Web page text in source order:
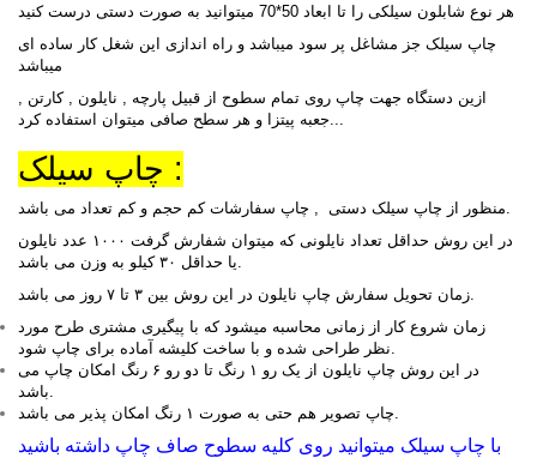
هر نوع شابلون سیلکی را تا ابعاد 50*70 میتوانید به صورت دستی درست کنید
چاپ سیلک جز مشاغل پر سود میباشد و راه اندازی این شغل کار ساده ای
میباشد
ازین دستگاه جهت چاپ روی تمام سطوح از قبیل پارچه , نایلون , کارتن ,
چاپ سیلک :
در این روش حداقل تعداد نایلونی که میتوان شفارش گرفت ۱۰۰۰ عدد نایلون
زمان شروع کار از زمانی محاسبه میشود که با پیگیری مشتری طرح مورد
در این روش چاپ نایلون از یک رو ۱ رنگ تا دو رو ۶ رنگ امکان چاپ می
با چاپ سیلک میتوانید روی کلیه سطوح صاف چاپ داشته باشید